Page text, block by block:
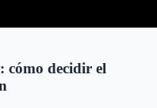
cómo decidir el